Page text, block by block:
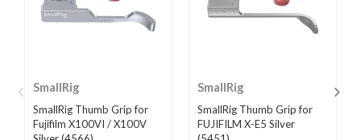
SmallRig
SmallRig Thumb Grip for
Fujifilm X100VI / X100V
SmallRig
SmallRig Thumb Grip for
FUJIFILM X-E5 Silver